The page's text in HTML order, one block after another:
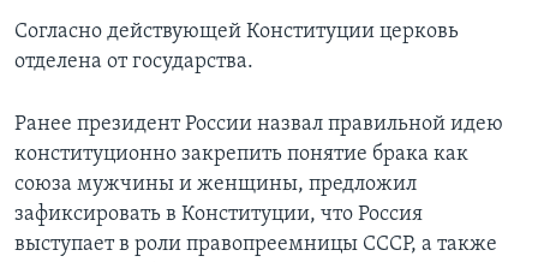
Согласно действующей Конституции церковь
отделена от государства.
Ранее президент России назвал правильной идею
конституционно закрепить понятие брака как
союза мужчины и женщины, предложил
зафиксировать в Конституции, что Россия
выступает в роли правопреемницы СССР, а также